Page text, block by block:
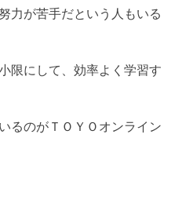
力が苦手だという人もいる
限にして、効率よく学習す
るのがＴＯＹＯオンライン